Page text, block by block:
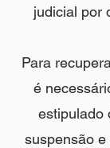
judicial por
Para
é
estipulado
suspensão